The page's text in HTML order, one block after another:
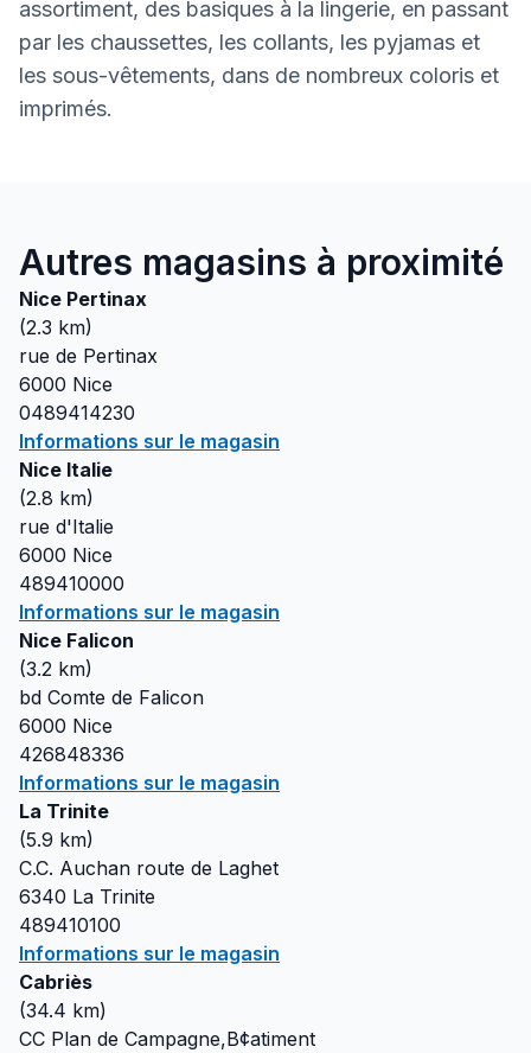
assortiment, des basiques à la lingerie, en passant
par les chaussettes, les collants, les pyjamas et
les sous-vêtements, dans de nombreux coloris et
imprimés.
Autres magasins à proximité
Nice Pertinax
(2.3 km)
rue de Pertinax
6000 Nice
0489414230
Informations sur le magasin
Nice Italie
(2.8 km)
rue d'Italie
6000 Nice
489410000
Informations sur le magasin
Nice Falicon
(3.2 km)
bd Comte de Falicon
6000 Nice
426848336
Informations sur le magasin
La Trinite
(5.9 km)
C.C. Auchan route de Laghet
6340 La Trinite
489410100
Informations sur le magasin
Cabriès
(34.4 km)
CC Plan de Campagne,B¢atiment